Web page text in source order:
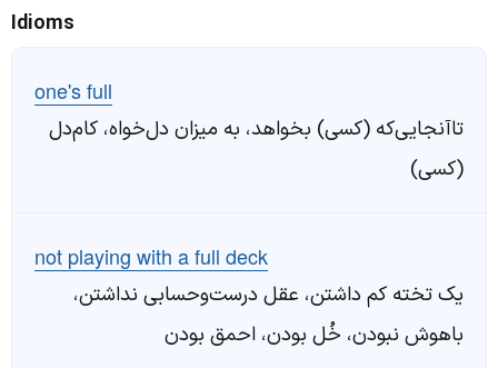
Idioms
one's full
تاآنجایی‌که (کسی) بخواهد، به میزان دل‌خواه، کام‌دل
(کسی)
not playing with a full deck
یک تخته کم داشتن، عقل درست‌وحسابی نداشتن،
باهوش نبودن، خُل بودن، احمق بودن